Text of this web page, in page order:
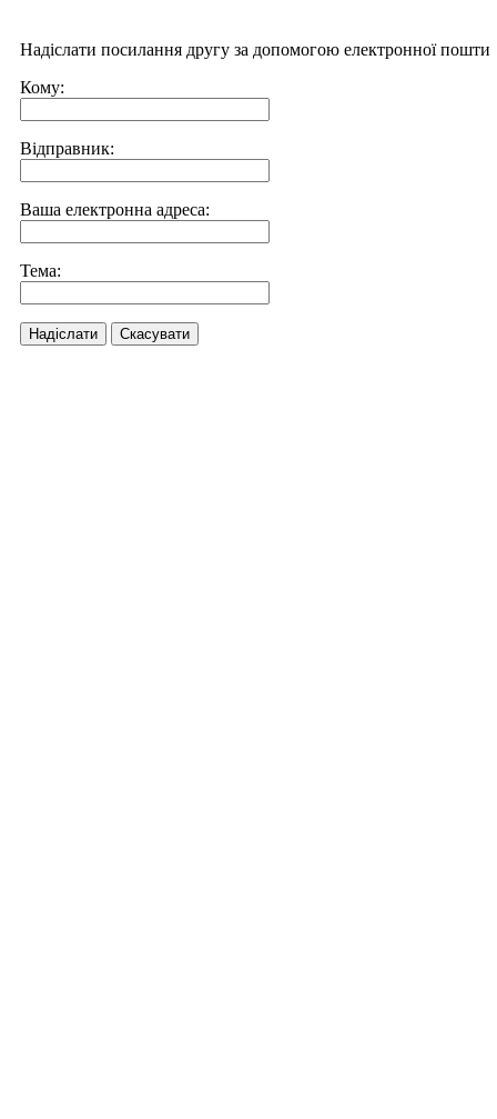
Надіслати посилання другу за допомогою електронної пошти
Кому:
Відправник:
Ваша електронна адреса:
Тема:
Надіслати Скасувати